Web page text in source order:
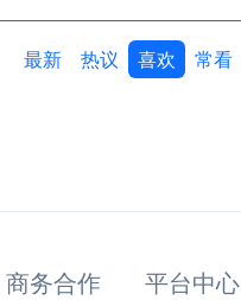
最新 热议 喜欢 常看
商务合作 平台中心